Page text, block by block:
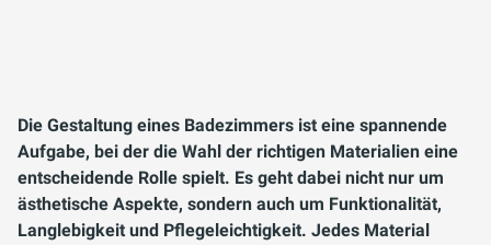
Die Gestaltung eines Badezimmers ist eine spannende
Aufgabe, bei der die Wahl der richtigen Materialien eine
entscheidende Rolle spielt. Es geht dabei nicht nur um
ästhetische Aspekte, sondern auch um Funktionalität,
Langlebigkeit und Pflegeleichtigkeit. Jedes Material